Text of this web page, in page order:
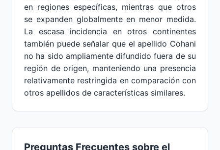
en regiones específicas, mientras que otros
se expanden globalmente en menor medida.
La escasa incidencia en otros continentes
también puede señalar que el apellido Cohani
no ha sido ampliamente difundido fuera de su
región de origen, manteniendo una presencia
relativamente restringida en comparación con
otros apellidos de características similares.
Preguntas Frecuentes sobre el